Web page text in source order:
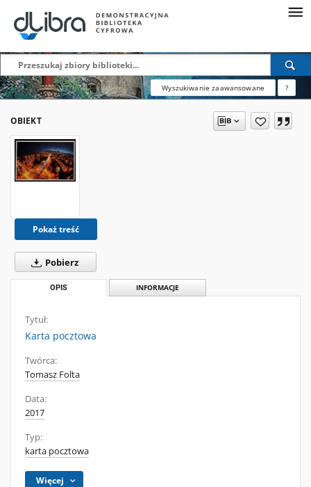
Wyszukiwanie zaawansowane ?
OBIEKT
Pokaż treść
Pobierz
OPIS INFORMACJE
Tytuł:
Karta pocztowa
Twórca:
Tomasz Folta
Data:
2017
Typ:
karta pocztowa
Więcej